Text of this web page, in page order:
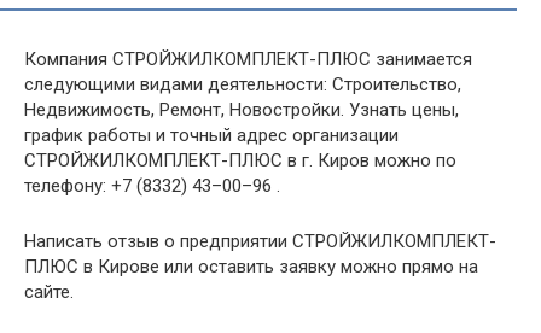
Компания СТРОЙЖИЛКОМПЛЕКТ-ПЛЮС занимается
следующими видами деятельности: Строительство,
Недвижимость, Ремонт, Новостройки. Узнать цены,
график работы и точный адрес организации
СТРОЙЖИЛКОМПЛЕКТ-ПЛЮС в г. Киров можно по
телефону: +7 (8332) 43–00–96 .
Написать отзыв о предприятии СТРОЙЖИЛКОМПЛЕКТ-
ПЛЮС в Кирове или оставить заявку можно прямо на
сайте.